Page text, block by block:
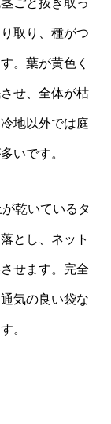
ごと抜き取っ
取り、種がつ
。葉が黄色く
せ、全体が枯
地以外では庭
いです。
乾いているタ
とし、ネット
せます。完全
気の良い袋な
。